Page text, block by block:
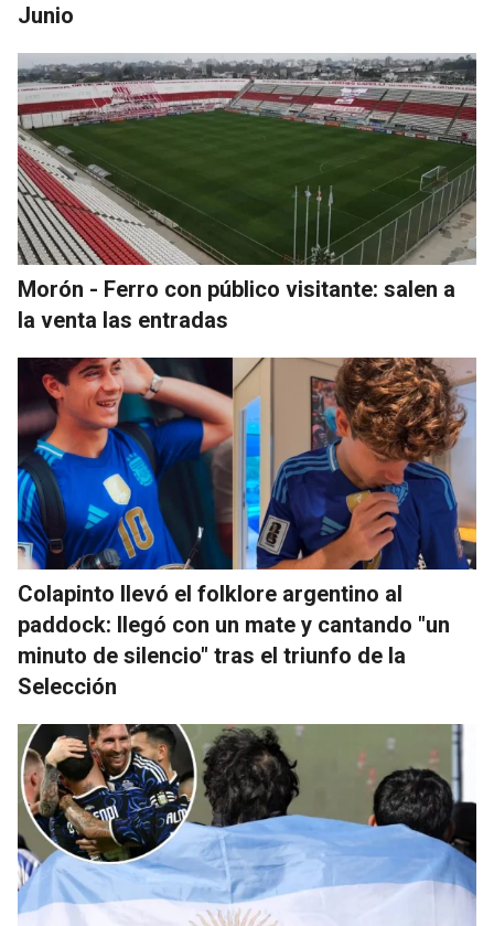
Junio
Morón - Ferro con público visitante: salen a
la venta las entradas
Colapinto llevó el folklore argentino al
paddock: llegó con un mate y cantando "un
minuto de silencio" tras el triunfo de la
Selección